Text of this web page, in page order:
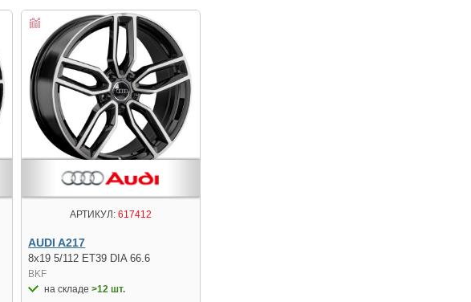
АРТИКУЛ: 617412
AUDI A217
8x19 5/112 ET39 DIA 66.6
BKF
на складе>12 шт.